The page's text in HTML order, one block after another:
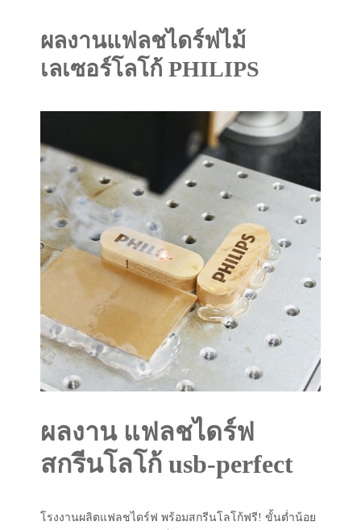
ผลงานแฟลชไดร์ฟไม้
เลเซอร์โลโก้ PHILIPS
ผลงาน แฟลชไดร์ฟ
สกรีนโลโก้ usb-perfect
โรงงานผลิตแฟลชไดร์ฟ พร้อมสกรีนโลโก้ฟรี! ขั้นต่ำน้อย